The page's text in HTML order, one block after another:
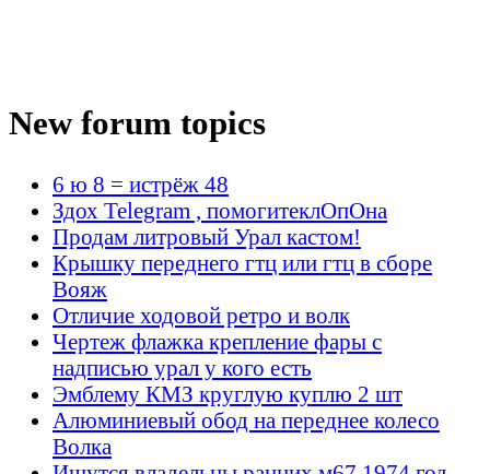
New forum topics
6 ю 8 = истрёж 48
Здох Telegram , помогитеклОпОна
Продам литровый Урал кастом!
Крышку переднего гтц или гтц в сборе
Вояж
Отличие ходовой ретро и волк
Чертеж флажка крепление фары с
надписью урал у кого есть
Эмблему КМЗ круглую куплю 2 шт
Алюминиевый обод на переднее колесо
Волка